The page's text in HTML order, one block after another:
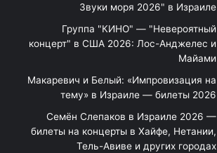
Звуки моря 2026" в Израиле
Группа "КИНО" — "Невероятный
концерт" в США 2026: Лос-Анджелес и
Майами
Макаревич и Белый: «Импровизация на
тему» в Израиле — билеты 2026
Семён Слепаков в Израиле 2026 —
билеты на концерты в Хайфе, Нетании,
Тель-Авиве и других городах